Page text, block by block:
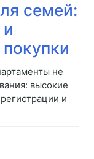
семей:
не
высокие
и